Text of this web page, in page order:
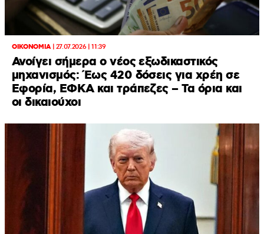
ΟΙΚΟΝΟΜΙΑ| 27.07.2026 | 11:39
Ανοίγει σήμερα ο νέος εξωδικαστικός
μηχανισμός: Έως 420 δόσεις για χρέη σε
Εφορία, ΕΦΚΑ και τράπεζες – Τα όρια και
οι δικαιούχοι